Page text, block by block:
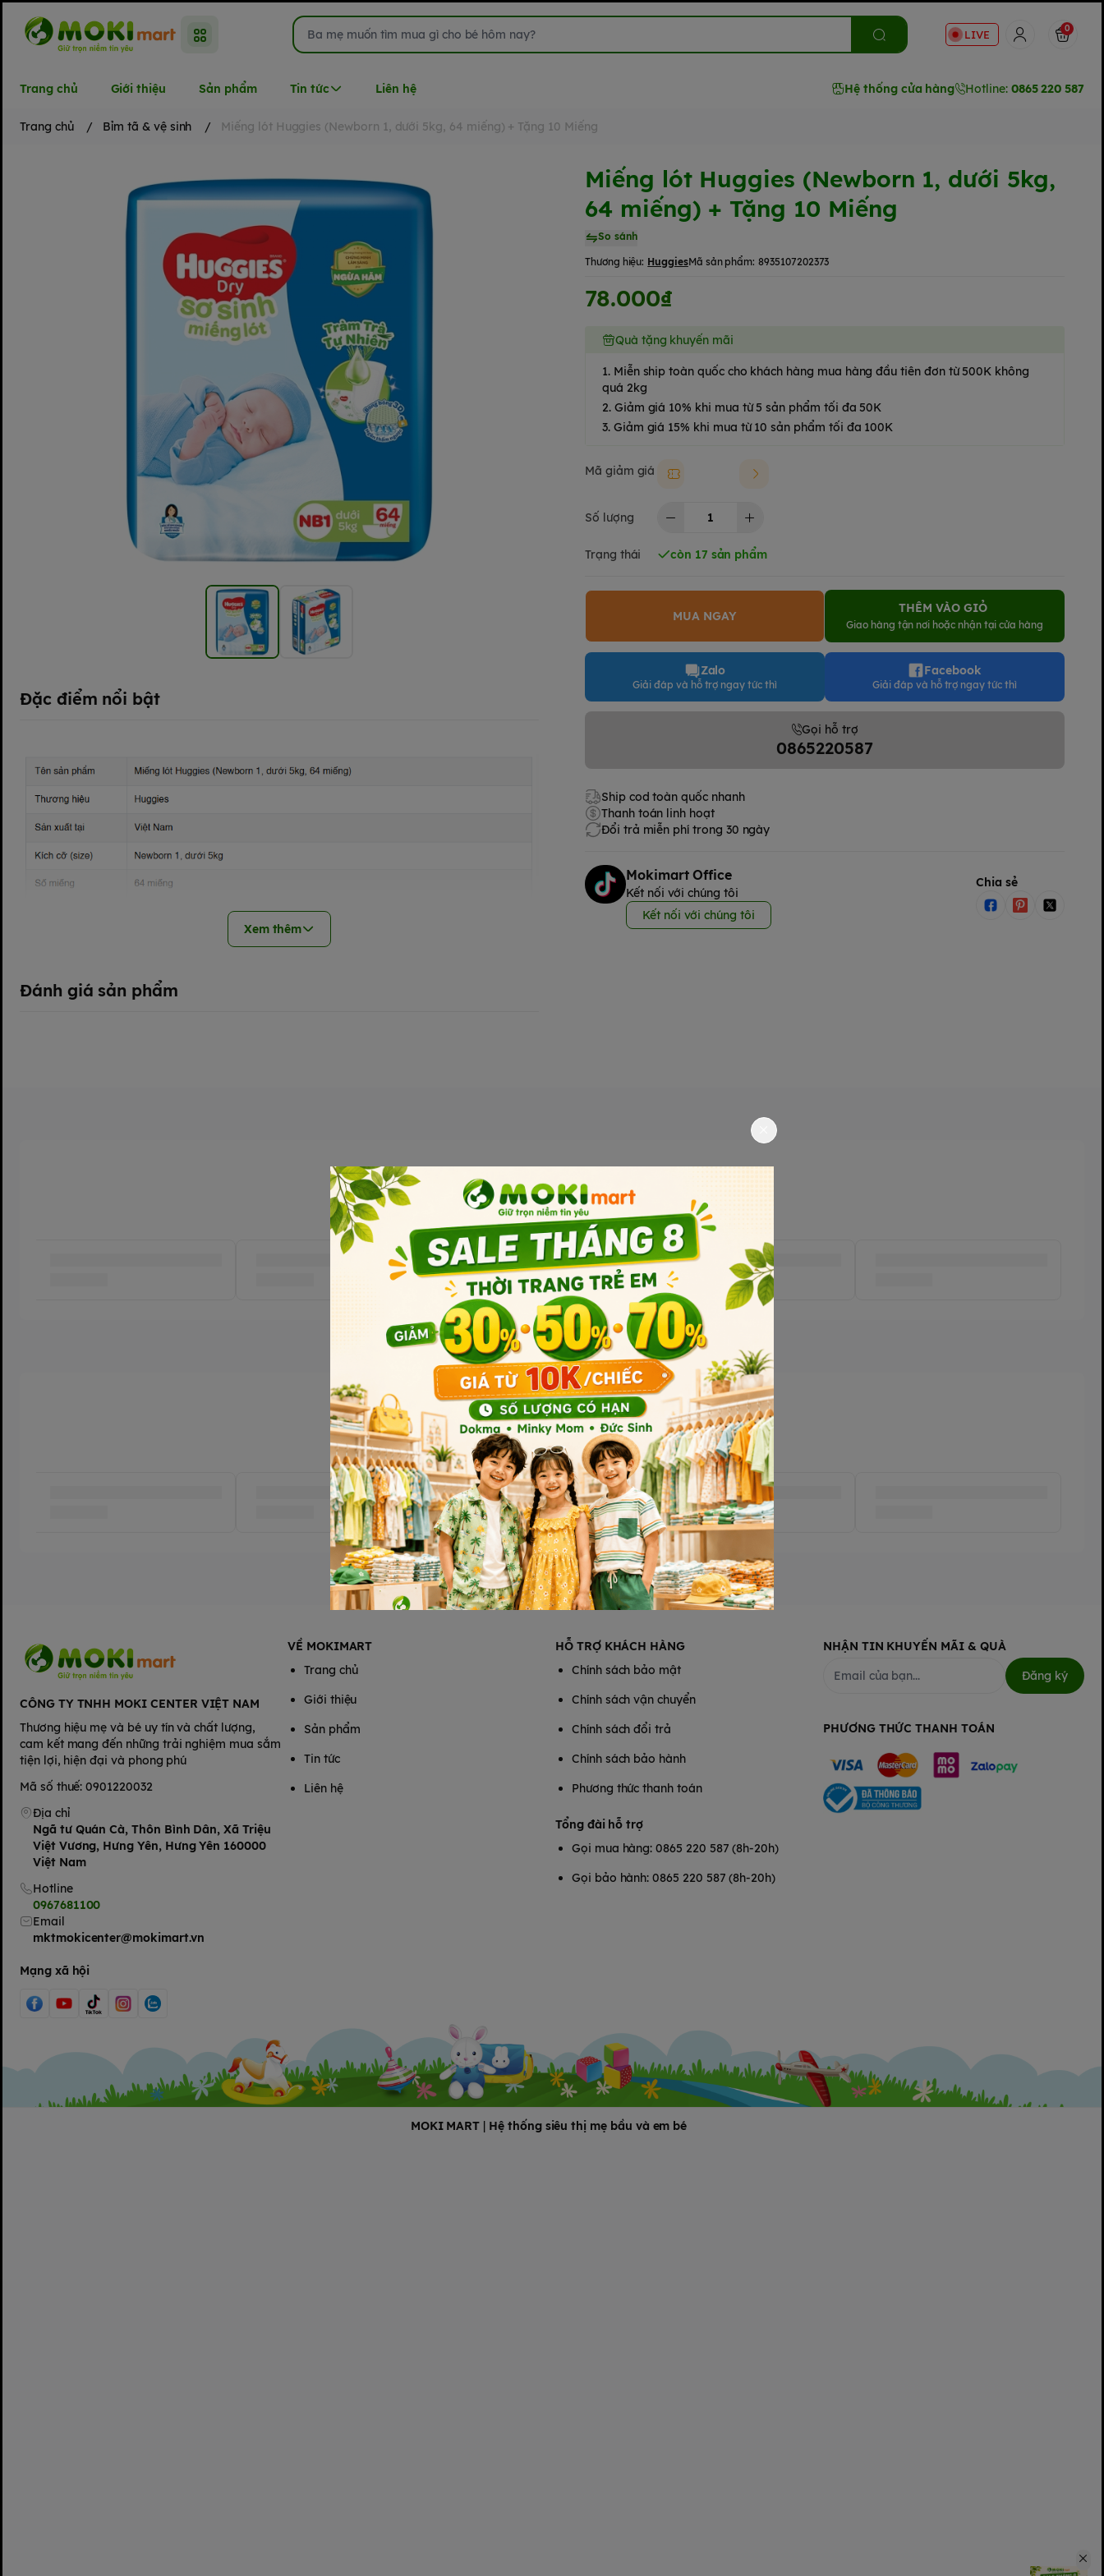
LIVE 0
Trang chủ Giới thiệu Sản phẩm Tin tức Liên hệ Hệ thống cửa hàng Hotline: 0865 220 587
Trang chủ / Bỉm tã & vệ sinh / Miếng lót Huggies (Newborn 1, dưới 5kg, 64 miếng) + Tặng 10 Miếng
Miếng lót Huggies (Newborn 1, dưới 5kg,
64 miếng) + Tặng 10 Miếng
So sánh
Thương hiệu: HuggiesMã sản phẩm: 8935107202373
78.000₫
Quà tặng khuyến mãi
1. Miễn ship toàn quốc cho khách hàng mua hàng đầu tiên đơn từ 500K không
quá 2kg
2. Giảm giá 10% khi mua từ 5 sản phẩm tối đa 50K
3. Giảm giá 15% khi mua từ 10 sản phẩm tối đa 100K
Mã giảm giá Moki50k
Số lượng
Trạng thái còn 17 sản phẩm
MUA NGAY
THÊM VÀO GIỎ
Giao hàng tận nơi hoặc nhận tại cửa hàng
Zalo
Giải đáp và hỗ trợ ngay tức thì
Facebook
Giải đáp và hỗ trợ ngay tức thì
Gọi hỗ trợ
0865220587
Ship cod toàn quốc nhanh
Thanh toán linh hoạt
Đổi trả miễn phí trong 30 ngày
Mokimart Office
Kết nối với chúng tôi
Kết nối với chúng tôi
Chia sẻ
Đặc điểm nổi bật
Miếng lót Huggies (Newborn 1, dưới 5kg, 64 miếng) là một sản phẩm rất hữu ích cho các
Giúp thấm hút nhanh thần tốc, ngay cả phân lỏng, giữ mông bé
Chất liệu siêu mềm mại từ trong ra ngoài giúp nâng niu làn
Chiết xuất lô hội và Vitamin E:
của bé;
Cho phép không khí lưu thông và thoát khỏi màng đáy dễ dàng,
giúp da bé luôn khô thoáng và ngăn ngừa hăm tã hiệu quả.
Xem thêm
Đánh giá sản phẩm
Sản phẩm liên quan
Sản phẩm cùng phân khúc
CÔNG TY TNHH MOKI CENTER VIỆT NAM
Thương hiệu mẹ và bé uy tín và chất lượng,
cam kết mang đến những trải nghiệm mua sắm
tiện lợi, hiện đại và phong phú
Mã số thuế: 0901220032
Địa chỉ
Ngã tư Quán Cà, Thôn Bình Dân, Xã Triệu
Việt Vương, Hưng Yên, Hưng Yên 160000
Việt Nam
Hotline
0967681100
Email
mktmokicenter@mokimart.vn
Mạng xã hội
VỀ MOKIMART
Trang chủ
Giới thiệu
Sản phẩm
Tin tức
Liên hệ
HỖ TRỢ KHÁCH HÀNG
Chính sách bảo mật
Chính sách vận chuyển
Chính sách đổi trả
Chính sách bảo hành
Phương thức thanh toán
Tổng đài hỗ trợ
Gọi mua hàng: 0865 220 587 (8h-20h)
Gọi bảo hành: 0865 220 587 (8h-20h)
NHẬN TIN KHUYẾN MÃI & QUÀ
Đăng ký
PHƯƠNG THỨC THANH TOÁN
MOKI MART | Hệ thống siêu thị mẹ bầu và em bé